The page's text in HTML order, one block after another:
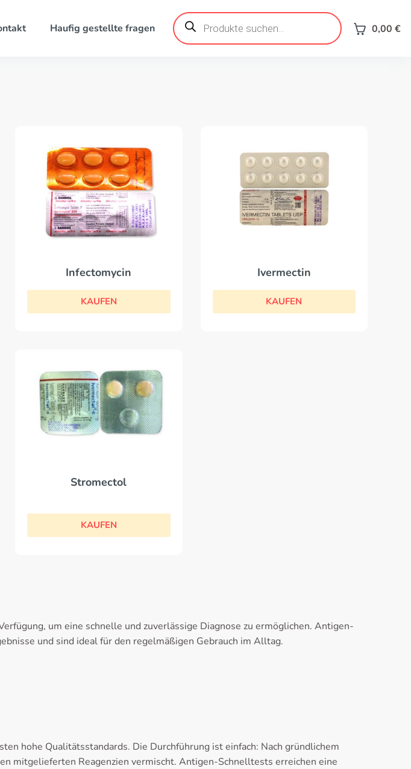
Haufig gestellte fragen
Products
search 0,00 €
Infectomycin
KAUFEN
Ivermectin
KAUFEN
Stromectol
KAUFEN
um eine schnelle und zuverlässige Diagnose zu ermöglichen. Antigen-
und sind ideal für den regelmäßigen Gebrauch im Alltag.
hohe Qualitätsstandards. Die Durchführung ist einfach: Nach gründlichem
mitgelieferten Reagenzien vermischt. Antigen-Schnelltests erreichen eine